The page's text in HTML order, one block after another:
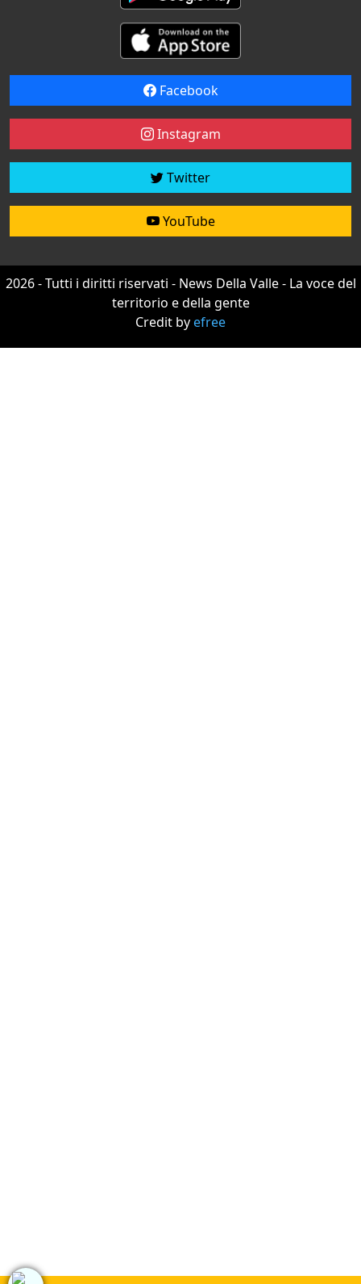
Facebook
Instagram
Twitter
YouTube
2026 - Tutti i diritti riservati - News Della Valle - La voce del
territorio e della gente
Credit byefree